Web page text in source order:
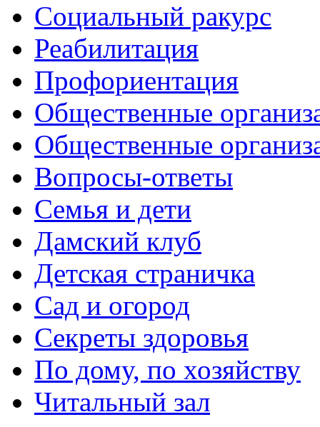
Социальный ракурс
Реабилитация
Профориентация
Общественные
Общественные
Вопросы-ответы
Семья и дети
Дамский клуб
Детская страничка
Сад и огород
Секреты здоровья
По дому, по хозяйству
Читальный зал